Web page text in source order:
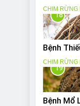
CHIM RỪNG
18
Bệnh
CHIM RỪNG
19
Bệnh Mổ